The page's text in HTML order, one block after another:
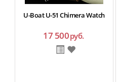
U-Boat U-51 Chimera Watch
17 500руб.